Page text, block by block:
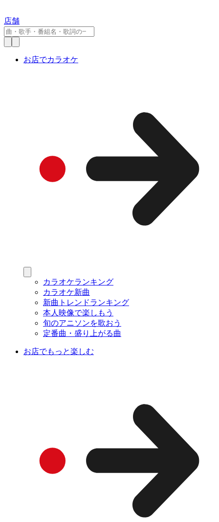
店舗
お店でカラオケ
カラオケランキング
カラオケ新曲
新曲トレンドランキング
本人映像で楽しもう
旬のアニソンを歌おう
定番曲・盛り上がる曲
お店でもっと楽しむ